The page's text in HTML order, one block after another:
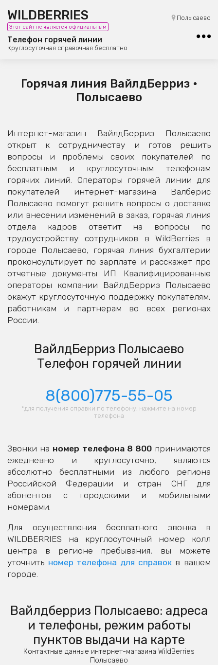
WILDBERRIES
Этот сайт не является официальным
Телефон горячей линии
Круглосуточная справочная бесплатно
Полысаево
8 (800) 101-42-23
Бесплатная юридическая консультация
Горячая линия ВайлдБерриз •
Полысаево
Интернет-магазин ВайлдБерриз Полысаево
открыт к сотрудничеству и готов решить
вопросы и проблемы своих покупателей по
бесплатным и круглосуточным телефонам
горячих линий. Операторы горячей линии для
покупателей интернет-магазина Валберис
Полысаево помогут решить вопросы о доставке
или внесении изменений в заказ, горячая линия
отдела кадров ответит на вопросы по
трудоустройству сотрудников в WildBerries в
городе Полысаево, горячая линия бухгалтерии
проконсультирует по зарплате и расскажет про
отчетные документы ИП. Квалифицированные
операторы компании ВайлдБерриз Полысаево
окажут круглосуточную поддержку покупателям,
работникам и партнерам во всех регионах
России.
ВайлдБерриз Полысаево
Телефон горячей линии
8(800)775-55-05
*для получения справки по телефону, нажмите на номер
телефона
Звонки на номер телефона 8 800принимаются
ежедневно и круглосуточно, являются
абсолютно бесплатными из любого региона
Российской Федерации и стран СНГ для
абонентов с городскими и мобильными
номерами.
Для осуществления бесплатного звонка в
WILDBERRIES на круглосуточный номер колл
центра в регионе пребывания, вы можете
уточнить номер телефона для справокв вашем
городе.
Вайлдберриз Полысаево: адреса
и телефоны, режим работы
пунктов выдачи на карте
Контактные данные интернет-магазина WildBerries
Полысаево